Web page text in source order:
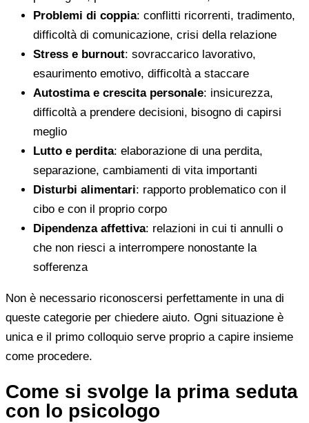
Problemi di coppia: conflitti ricorrenti, tradimento,
difficoltà di comunicazione, crisi della relazione
Stress e burnout: sovraccarico lavorativo,
esaurimento emotivo, difficoltà a staccare
Autostima e crescita personale: insicurezza,
difficoltà a prendere decisioni, bisogno di capirsi
meglio
Lutto e perdita: elaborazione di una perdita,
separazione, cambiamenti di vita importanti
Disturbi alimentari: rapporto problematico con il
cibo e con il proprio corpo
Dipendenza affettiva: relazioni in cui ti annulli o
che non riesci a interrompere nonostante la
sofferenza
Non è necessario riconoscersi perfettamente in una di
queste categorie per chiedere aiuto. Ogni situazione è
unica e il primo colloquio serve proprio a capire insieme
come procedere.
Come si svolge la prima seduta
con lo psicologo